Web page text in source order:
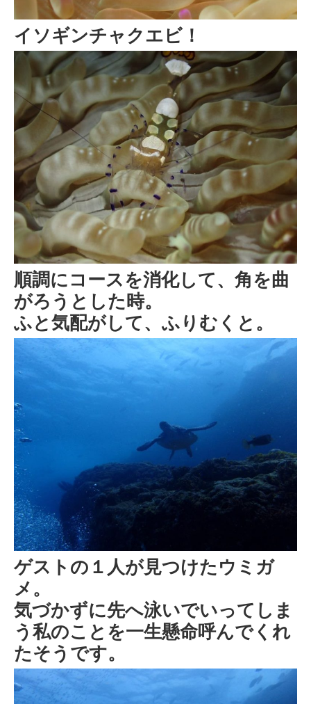
イソギンチャクエビ！
順調にコースを消化して、角を曲
がろうとした時。
ふと気配がして、ふりむくと。
ゲストの１人が見つけたウミガ
メ。
気づかずに先へ泳いでいってしま
う私のことを一生懸命呼んでくれ
たそうです。